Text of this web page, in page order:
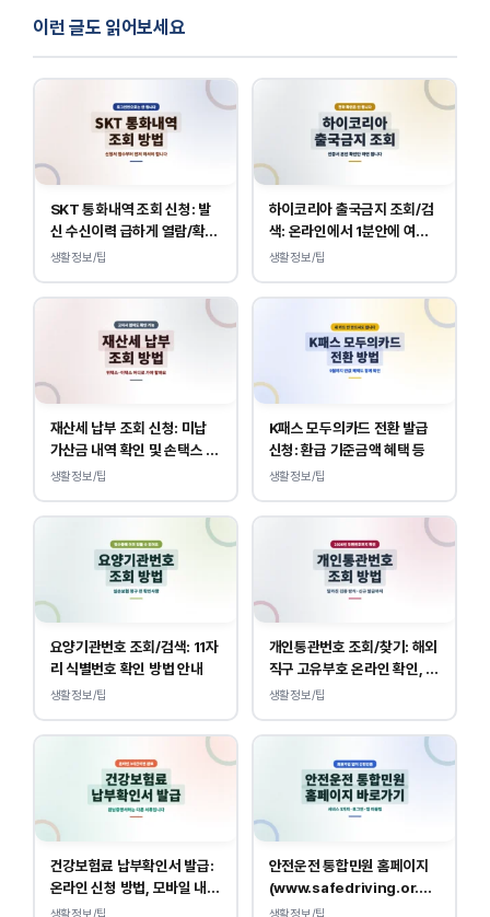
이런 글도 읽어보세요
SKT 통화내역 조회 신청: 발
신 수신이력 급하게 열람/확인
하는 방법
생활정보/팁
하이코리아 출국금지 조회/검
색: 온라인에서 1분안에 여부
확인 하는 방법
생활정보/팁
재산세 납부 조회 신청: 미납
가산금 내역 확인 및 손택스 이
택스 경로 안내
생활정보/팁
K패스 모두의카드 전환 발급
신청: 환급 기준금액 혜택 등
생활정보/팁
요양기관번호 조회/검색: 11자
리 식별번호 확인 방법 안내
생활정보/팁
개인통관번호 조회/찾기: 해외
직구 고유부호 온라인 확인, 발
급 방법
생활정보/팁
건강보험료 납부확인서 발급:
온라인 신청 방법, 모바일 내역
조회 안내
생활정보/팁
안전운전 통합민원 홈페이지
(www.safedriving.or.kr)
바로가기, 운전면허 민원 사이
생활정보/팁